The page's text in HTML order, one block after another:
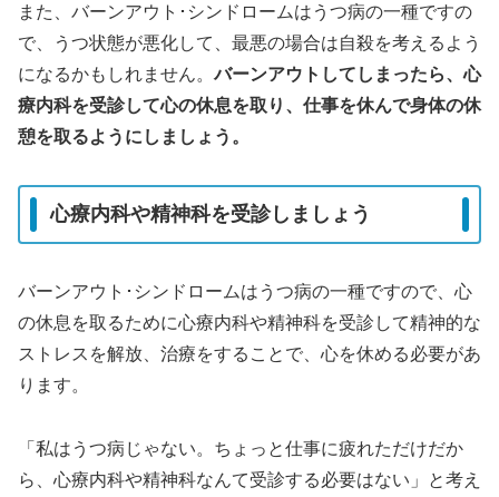
また、バーンアウト･シンドロームはうつ病の一種ですの
で、うつ状態が悪化して、最悪の場合は自殺を考えるよう
になるかもしれません。バーンアウトしてしまったら、心
療内科を受診して心の休息を取り、仕事を休んで身体の休
憩を取るようにしましょう。
心療内科や精神科を受診しましょう
バーンアウト･シンドロームはうつ病の一種ですので、心
の休息を取るために心療内科や精神科を受診して精神的な
ストレスを解放、治療をすることで、心を休める必要があ
ります。
「私はうつ病じゃない。ちょっと仕事に疲れただけだか
ら、心療内科や精神科なんて受診する必要はない」と考え